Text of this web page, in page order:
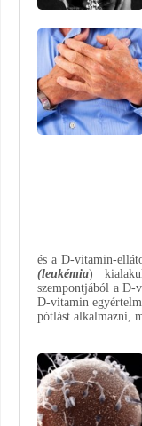
és a D-vitamin-
(leukémia)
szempontjából a
D-vitamin
pótlást alkalmazni,